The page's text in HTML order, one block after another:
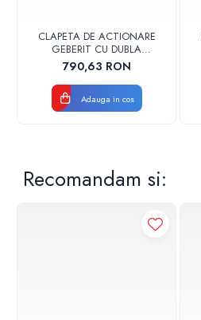
CLAPETA DE ACTIONARE
GEBERIT CU DUBLA
ACTIONARE SIGMA30
NEGRU MAT
790,63 RON
Adauga in cos
Recomandam si: